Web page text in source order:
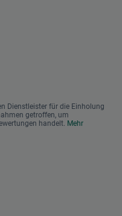
Dienstleister für die Einholung
getroffen, um
handelt. Mehr